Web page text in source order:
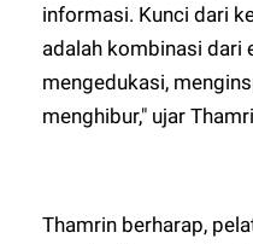
informasi. Kunci dari
adalah kombinasi dari
mengedukasi,
menghibur," ujar
Thamrin berharap,